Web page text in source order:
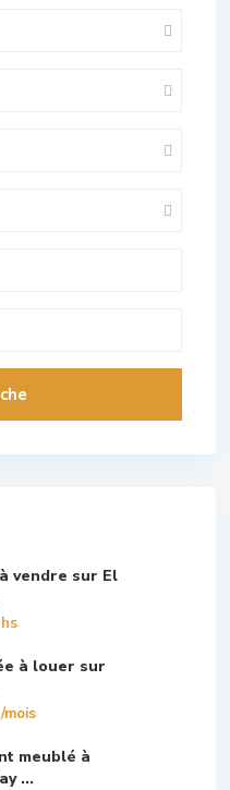
vendre sur El
à louer sur
/mois
meublé à
...